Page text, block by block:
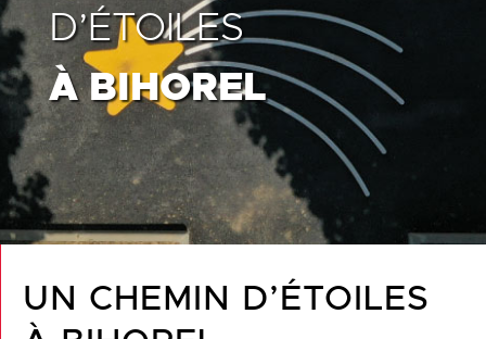
D’ÉTOILES
À BIHOREL
UN CHEMIN D’ÉTOILES